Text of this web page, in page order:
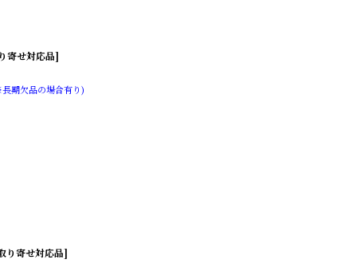
寄せ対応品]
期欠品の場合有り)
り寄せ対応品]